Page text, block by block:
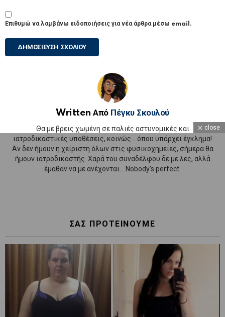
Επιθυμώ να λαμβάνω ειδοποιήσεις για νέα άρθρα μέσω email.
Written Από Πέγκυ Σκουλού
Θα με βρεις χωμένη σε παλιές αστυνομικές και
ιατροδικαστικές υποθέσεις, κοινώς... όπου υπάρχει έγκλημα!
Αν δεν ήμουν η χείριστη όλων στις φυσικοχημείες, σήμερα θα
ήμουν ιατροδικαστής. Χαρά του συναδέλφου δε με λες, αλλά
έμαθαν να με ανέχονται... Nobody's perfect.
ΣΑΣ ΠΡΟΤΕΙΝΟΥΜΕ
close